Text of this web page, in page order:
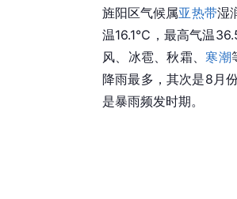
旌阳区气候属亚热带湿
温16.1℃，最高气温
风、冰雹、秋霜、 寒潮
降雨最多，其次是8月
是暴雨频发时期。